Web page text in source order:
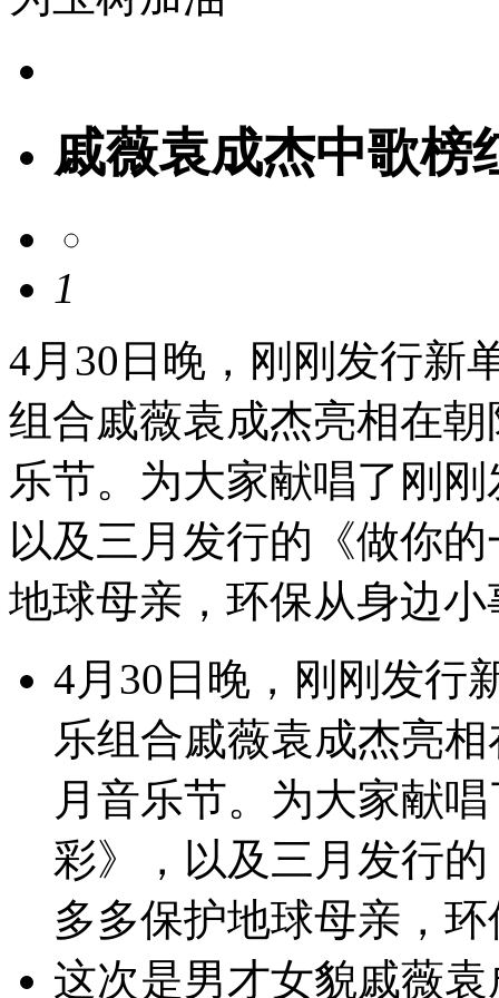
戚薇袁成杰中歌榜
1
4月30日晚，刚刚发行新
组合戚薇袁成杰亮相在
乐节。为大家献唱了刚
以及三月发行的《做你
地球母亲，环保从身边
4月30日晚，刚刚发行
乐组合戚薇袁成杰亮
月音乐节。为大家献
彩》，以及三月发行
多多保护地球母亲，
这次是男才女貌戚薇